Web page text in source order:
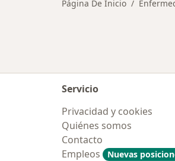
Página De Inicio
Servicio
Privacidad y cookies
Quiénes somos
Contacto
Empleos
Nuevas